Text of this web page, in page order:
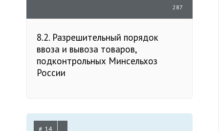
287
8.2. Разрешительный порядок
ввоза и вывоза товаров,
подконтрольных Минсельхоз
России
# 14